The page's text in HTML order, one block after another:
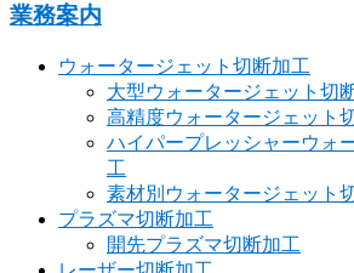
業務案内
ウォータージェット切断加工
大型ウォータージェット切
高精度ウォータージェット
ハイパープレッシャーウォ
工
素材別ウォータージェット
プラズマ切断加工
開先プラズマ切断加工